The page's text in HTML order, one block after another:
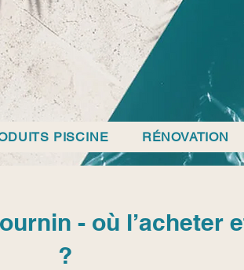
PISCINE RÉNOVATION
- où l’acheter
?